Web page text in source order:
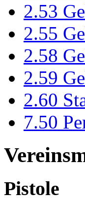
2.53
2.55
2.58
2.59
2.60
7.50
Pistole